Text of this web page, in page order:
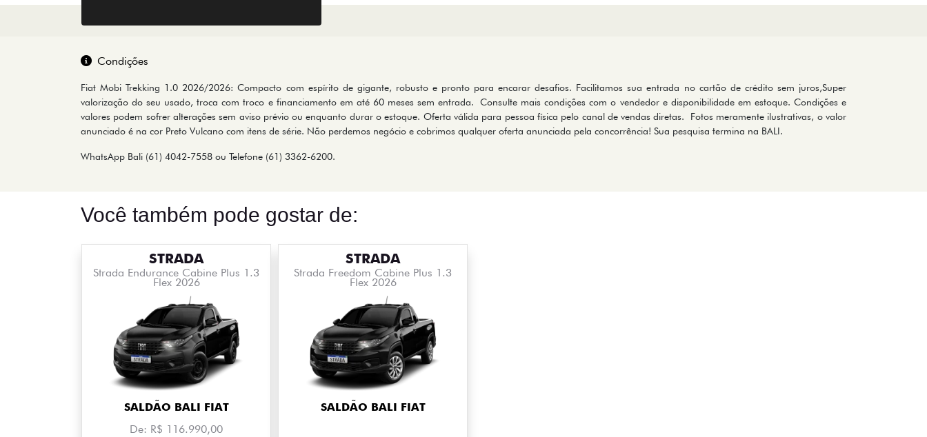
Condições
Fiat Mobi Trekking 1.0 2026/2026: Compacto com espírito de gigante, robusto e pronto para encarar desafios. Facilitamos sua entrada no cartão de crédito sem juros,Super
valorização do seu usado, troca com troco e financiamento em até 60 meses sem entrada. Consulte mais condições com o vendedor e disponibilidade em estoque. Condições e
valores podem sofrer alterações sem aviso prévio ou enquanto durar o estoque. Oferta válida para pessoa física pelo canal de vendas diretas. Fotos meramente ilustrativas, o valor
anunciado é na cor Preto Vulcano com itens de série. Não perdemos negócio e cobrimos qualquer oferta anunciada pela concorrência! Sua pesquisa termina na BALI.
WhatsApp Bali (61) 4042-7558 ou Telefone (61) 3362-6200.
Você também pode gostar de:
STRADA
Strada Endurance Cabine Plus 1.3
Flex 2026
SALDÃO BALI FIAT
De: R$ 116.990,00
STRADA
Strada Freedom Cabine Plus 1.3
Flex 2026
SALDÃO BALI FIAT